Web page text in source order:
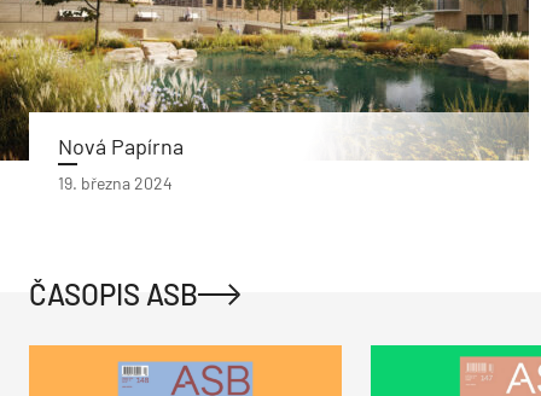
Nová Papírna
19. března 2024
ČASOPIS ASB